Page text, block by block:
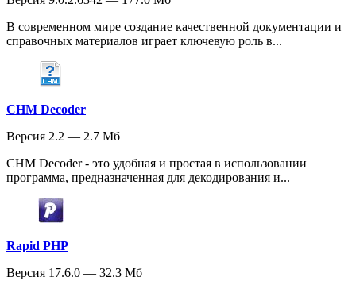
В современном мире создание качественной документации и
справочных материалов играет ключевую роль в...
CHM Decoder
Версия 2.2 — 2.7 Мб
CHM Decoder - это удобная и простая в использовании
программа, предназначенная для декодирования и...
Rapid PHP
Версия 17.6.0 — 32.3 Мб